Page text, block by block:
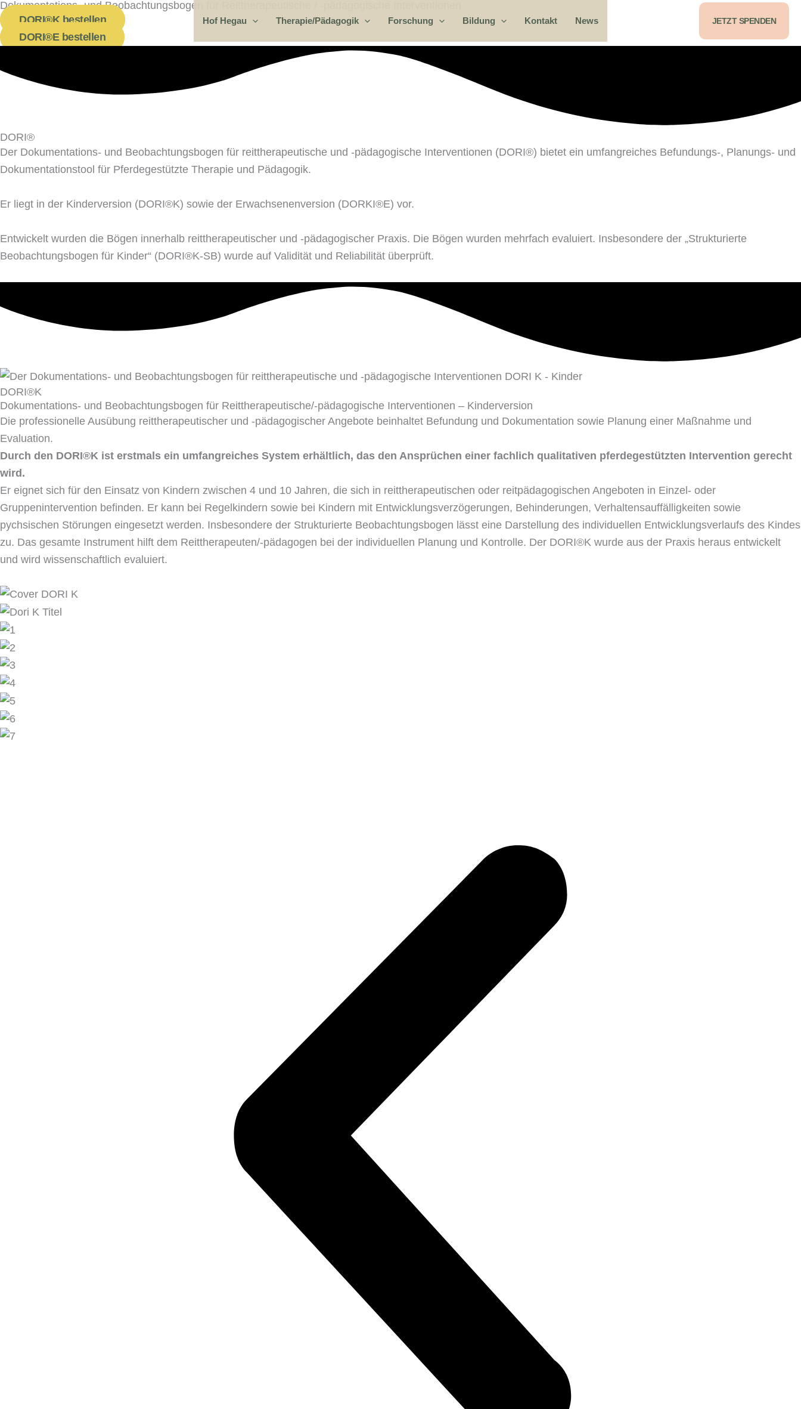
Zum
Inhalt
springen
Hof Hegau Therapie/Pädagogik Forschung Bildung Kontakt News JETZT SPENDEN
Dokumentations- und Beobachtungsbogen für Reittherapeutische / -pädagogische Interventionen
DORI®K bestellen
DORI®E bestellen
DORI®
Der Dokumentations- und Beobachtungsbogen für reittherapeutische und -pädagogische Interventionen (DORI®) bietet ein umfangreiches Befundungs-, Planungs- und
Dokumentationstool für Pferdegestützte Therapie und Pädagogik.
Er liegt in der Kinderversion (DORI®K) sowie der Erwachsenenversion (DORKI®E) vor.
Entwickelt wurden die Bögen innerhalb reittherapeutischer und -pädagogischer Praxis. Die Bögen wurden mehrfach evaluiert. Insbesondere der „Strukturierte
Beobachtungsbogen für Kinder“ (DORI®K-SB) wurde auf Validität und Reliabilität überprüft.
DORI®K
Dokumentations- und Beobachtungsbogen für Reittherapeutische/-pädagogische Interventionen – Kinderversion
Die professionelle Ausübung reittherapeutischer und -pädagogischer Angebote beinhaltet Befundung und Dokumentation sowie Planung einer Maßnahme und
Evaluation.
Durch den DORI®K ist erstmals ein umfangreiches System erhältlich, das den Ansprüchen einer fachlich qualitativen pferdegestützten Intervention gerecht
wird.
Er eignet sich für den Einsatz von Kindern zwischen 4 und 10 Jahren, die sich in reittherapeutischen oder reitpädagogischen Angeboten in Einzel- oder
Gruppenintervention befinden. Er kann bei Regelkindern sowie bei Kindern mit Entwicklungsverzögerungen, Behinderungen, Verhaltensauffälligkeiten sowie
pychsischen Störungen eingesetzt werden. Insbesondere der Strukturierte Beobachtungsbogen lässt eine Darstellung des individuellen Entwicklungsverlaufs des Kindes
zu. Das gesamte Instrument hilft dem Reittherapeuten/-pädagogen bei der individuellen Planung und Kontrolle. Der DORI®K wurde aus der Praxis heraus entwickelt
und wird wissenschaftlich evaluiert.